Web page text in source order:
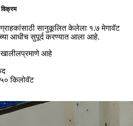
विक्रम
ग्राहकांसाठी सानुकूलित केलेला १.७ मेगावॅट
आधीच सुपूर्द करण्यात आला आहे.
आहे
किलोवॅट